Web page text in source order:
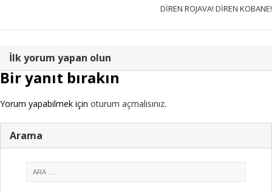
DİREN ROJAVA! DİREN KOBANE!
İlk yorum yapan olun
Bir yanıt bırakın
Yorum yapabilmek için oturum açmalısınız.
Arama